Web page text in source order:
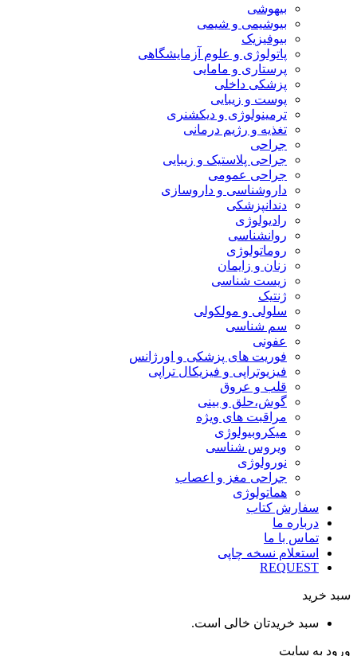
بیهوشی
بیوشیمی و شیمی
بیوفیزیک
پاتولوژی و علوم آزمایشگاهی
پرستاری و مامایی
پزشکی داخلی
پوست و زیبایی
ترمینولوژی و دیکشنری
تغذیه و رژیم درمانی
جراحی
جراحی پلاستیک و زیبایی
جراحی عمومی
داروشناسی و داروسازی
دندانپزشکی
رادیولوژی
روانشناسی
روماتولوژی
زنان و زایمان
زیست شناسی
ژنتیک
سلولی و مولکولی
سم شناسی
عفونی
فوریت های پزشکی و اورژانس
فیزیوتراپی و فیزیکال تراپی
قلب و عروق
گوش،حلق و بینی
مراقبت های ویژه
میکروبیولوژی
ویروس شناسی
نورولوژی
جراحی مغز و اعصاب
هماتولوژی
سفارش کتاب
درباره ما
تماس با ما
استعلام نسخه چاپی
REQUEST
سبد خرید
سبد خریدتان خالی است.
ورود به سایت